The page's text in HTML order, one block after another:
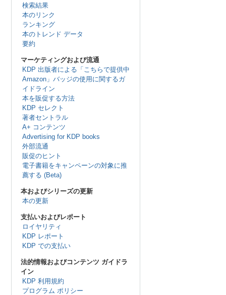
検索結果
本のリンク
ランキング
本のトレンド データ
要約
マーケティングおよび流通
KDP 出版者による「こちらで提供中
Amazon」バッジの使用に関するガ
イドライン
本を販促する方法
KDP セレクト
著者セントラル
A+ コンテンツ
Advertising for KDP books
外部流通
販促のヒント
電子書籍をキャンペーンの対象に推
薦する (Beta)
本およびシリーズの更新
本の更新
支払いおよびレポート
ロイヤリティ
KDP レポート
KDP での支払い
法的情報およびコンテンツ ガイドラ
イン
KDP 利用規約
プログラム ポリシー